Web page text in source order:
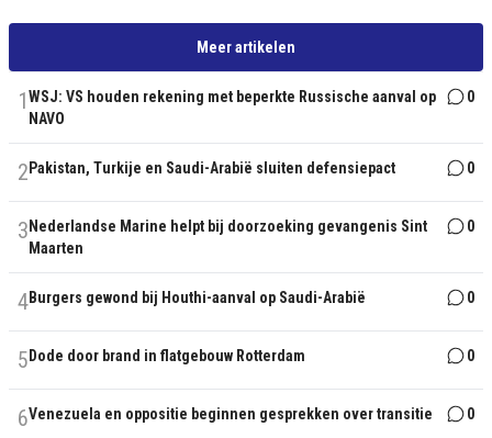
Meer artikelen
1WSJ: VS houden rekening met beperkte Russische aanval op
NAVO
0
2 Pakistan, Turkije en Saudi-Arabië sluiten defensiepact 0
3 Nederlandse Marine helpt bij doorzoeking gevangenis Sint
Maarten
0
4Burgers gewond bij Houthi-aanval op Saudi-Arabië 0
5 Dode door brand in flatgebouw Rotterdam 0
6Venezuela en oppositie beginnen gesprekken over transitie 0